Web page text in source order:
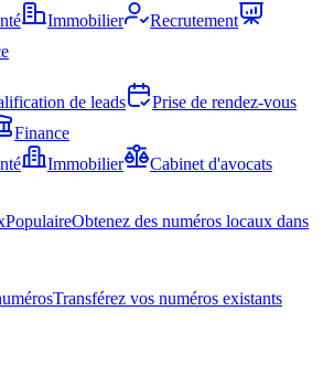
Immobilier
Recrutement
de leads
Prise de rendez-vous
Finance
Immobilier Cabinet d'avocats
PopulaireObtenez des numéros locaux dans
Transférez vos numéros existants